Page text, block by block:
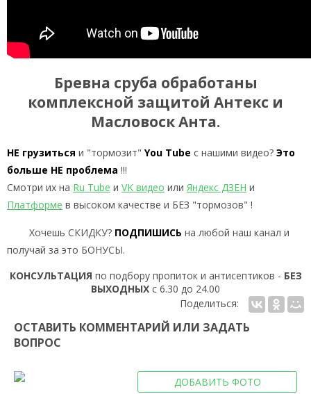
Бревна сруба обработаны
комплексной защитой Антекс и
Масловоск Анта.
НЕ грузиться и "тормозит" You Tube с нашими видео? Это
больше НЕ проблема !!!
Смотри их на Ru Tube и VK видео или Яндекс ДЗЕН и
Платформе в высоком качестве и БЕЗ "тормозов" !
Хочешь СКИДКУ? ПОДПИШИСЬ на любой наш канал и
получай за это БОНУСЫ.
КОНСУЛЬТАЦИЯ по подбору пропиток и антисептиков - БЕЗ
ВЫХОДНЫХ с 6.30 до 24.00
Поделиться:
ОСТАВИТЬ КОММЕНТАРИЙ ИЛИ ЗАДАТЬ
ВОПРОС
ДОБАВИТЬ ФОТО